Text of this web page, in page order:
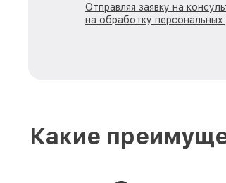
Отправляя заявку на
на обработку
Какие